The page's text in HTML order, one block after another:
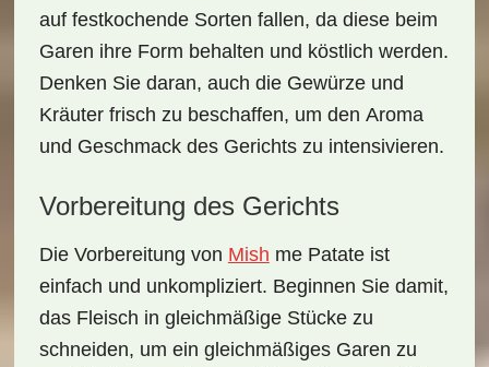
auf festkochende Sorten fallen, da diese beim
Garen ihre Form behalten und köstlich werden.
Denken Sie daran, auch die Gewürze und
Kräuter frisch zu beschaffen, um den Aroma
und Geschmackdes Gerichts zu intensivieren.
Vorbereitung des Gerichts
Die Vorbereitung von Mish me Patateist
einfach und unkompliziert. Beginnen Sie damit,
das Fleisch in gleichmäßige Stücke zu
schneiden, um ein gleichmäßiges Garen zu